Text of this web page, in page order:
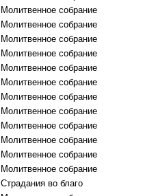
Молитвенное собрание
Молитвенное собрание
Молитвенное собрание
Молитвенное собрание
Молитвенное собрание
Молитвенное собрание
Молитвенное собрание
Молитвенное собрание
Молитвенное собрание
Молитвенное собрание
Молитвенное собрание
Молитвенное собрание
Страдания во благо